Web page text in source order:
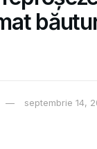
septembrie 14,